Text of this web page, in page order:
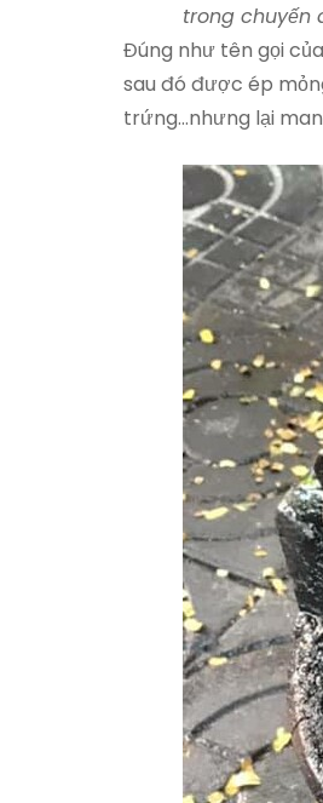
trong chuyến
Đúng như tên gọi
sau đó được ép
trứng…nhưng lại